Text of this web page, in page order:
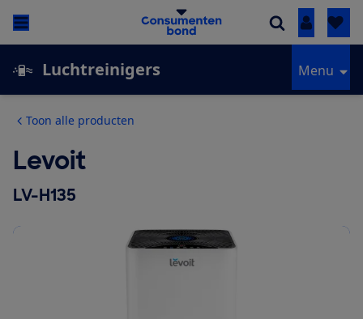
Inloggen
Luchtreinigers Menu
Toon alle producten
Levoit
LV-H135